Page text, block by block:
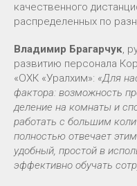
качественного
распределенных по
Владимир Брагарчук,
развитию персонала
«ОХК «Уралхим»: «Для
фактора: возможность
деление на комнаты и
работать с большим
полностью отвечает
удобный, простой в
эффективно обучать